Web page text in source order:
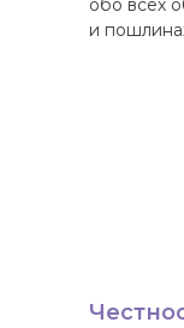
обо всех
и